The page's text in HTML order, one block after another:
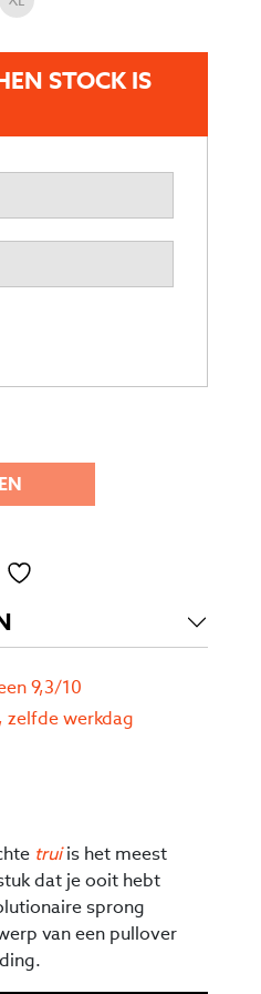
STOCK IS
9,3/10
zelfde werkdag
truiis het meest
dat je ooit hebt
sprong
van een pullover